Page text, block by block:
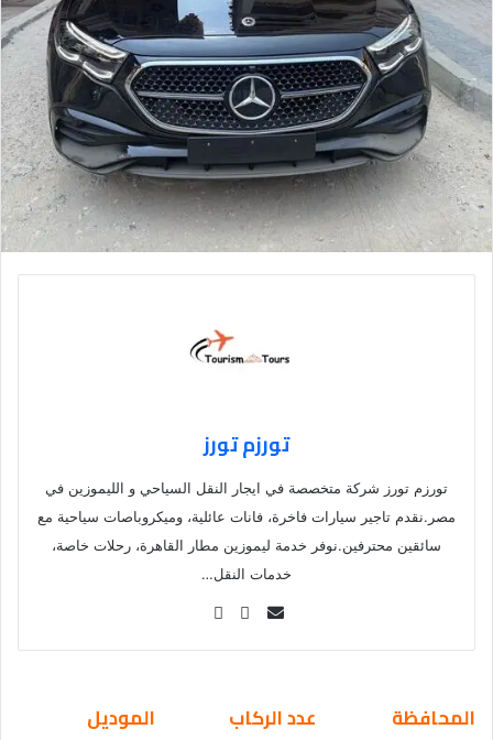
تورزم تورز
تورزم تورز شركة متخصصة في ايجار النقل السياحي و الليموزين في
مصر.نقدم تاجير سيارات فاخرة، فانات عائلية، وميكروباصات سياحية مع
سائقين محترفين.نوفر خدمة ليموزين مطار القاهرة، رحلات خاصة،
خدمات النقل…
Se
ail
المحافظة عدد الركاب الموديل